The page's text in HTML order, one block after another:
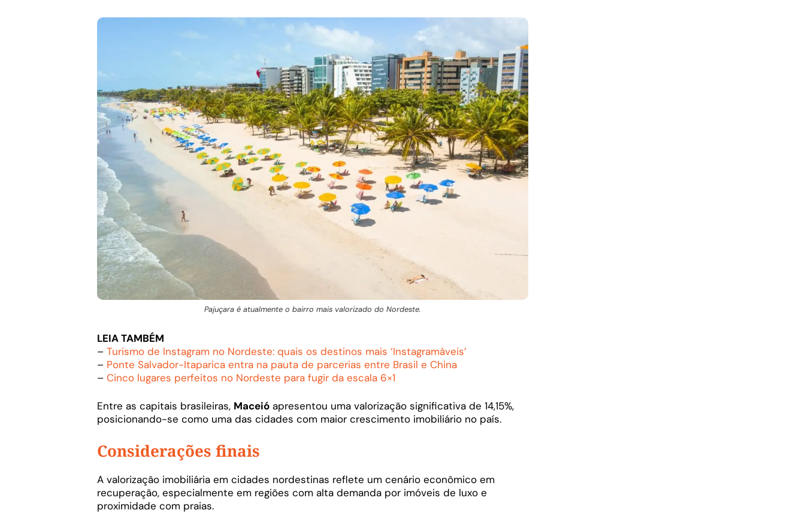
Pajuçara é atualmente o bairro mais valorizado do Nordeste.
LEIA TAMBÉM
– Turismo de Instagram no Nordeste: quais os destinos mais ‘Instagramáveis’
– Ponte Salvador-Itaparica entra na pauta de parcerias entre Brasil e China
– Cinco lugares perfeitos no Nordeste para fugir da escala 6×1
Entre as capitais brasileiras, Maceió apresentou uma valorização significativa de 14,15%,
posicionando-se como uma das cidades com maior crescimento imobiliário no país.
Considerações finais
A valorização imobiliária em cidades nordestinas reflete um cenário econômico em
recuperação, especialmente em regiões com alta demanda por imóveis de luxo e
proximidade com praias.